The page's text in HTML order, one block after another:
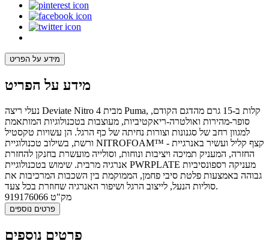
מידע על הפריט
מידע על הפריט
נעלי ריצה Deviate Nitro 4 מבית Puma, קלות ב-15 גרם מהדגם הקודם,
סופר-מהירות ואולטרה-ריאקטיביות, מעוצבות בטכנולוגיות המותאמת
למגוון רחב של סגנונות וצורות נחיתה של כף הרגל. הן עשויות טקסטיל
ורשת, בשילוב טכנולוגיית NITROFOAM™ - קצף קליל ועשיר באנרגיית
החזרה, המעניק תמיכה ויציבות ונוחות, וסולייה מועשרת בחנקן להחזרת
אנרגיה מרבית. שימוש בטכנולוגיית PWRPLATE מעניקה רספונסיביות
גבוהה באמצעות פלטת סיבי פחמן, הממוקמת בין השכבות המרכיבות את
סוליות הנעל, לייצוב הרגל ושיפור האנרגיה שחוזרת בכל צעד.
מק"ט 919176066
פרטים נוספים
פרטים נוספים